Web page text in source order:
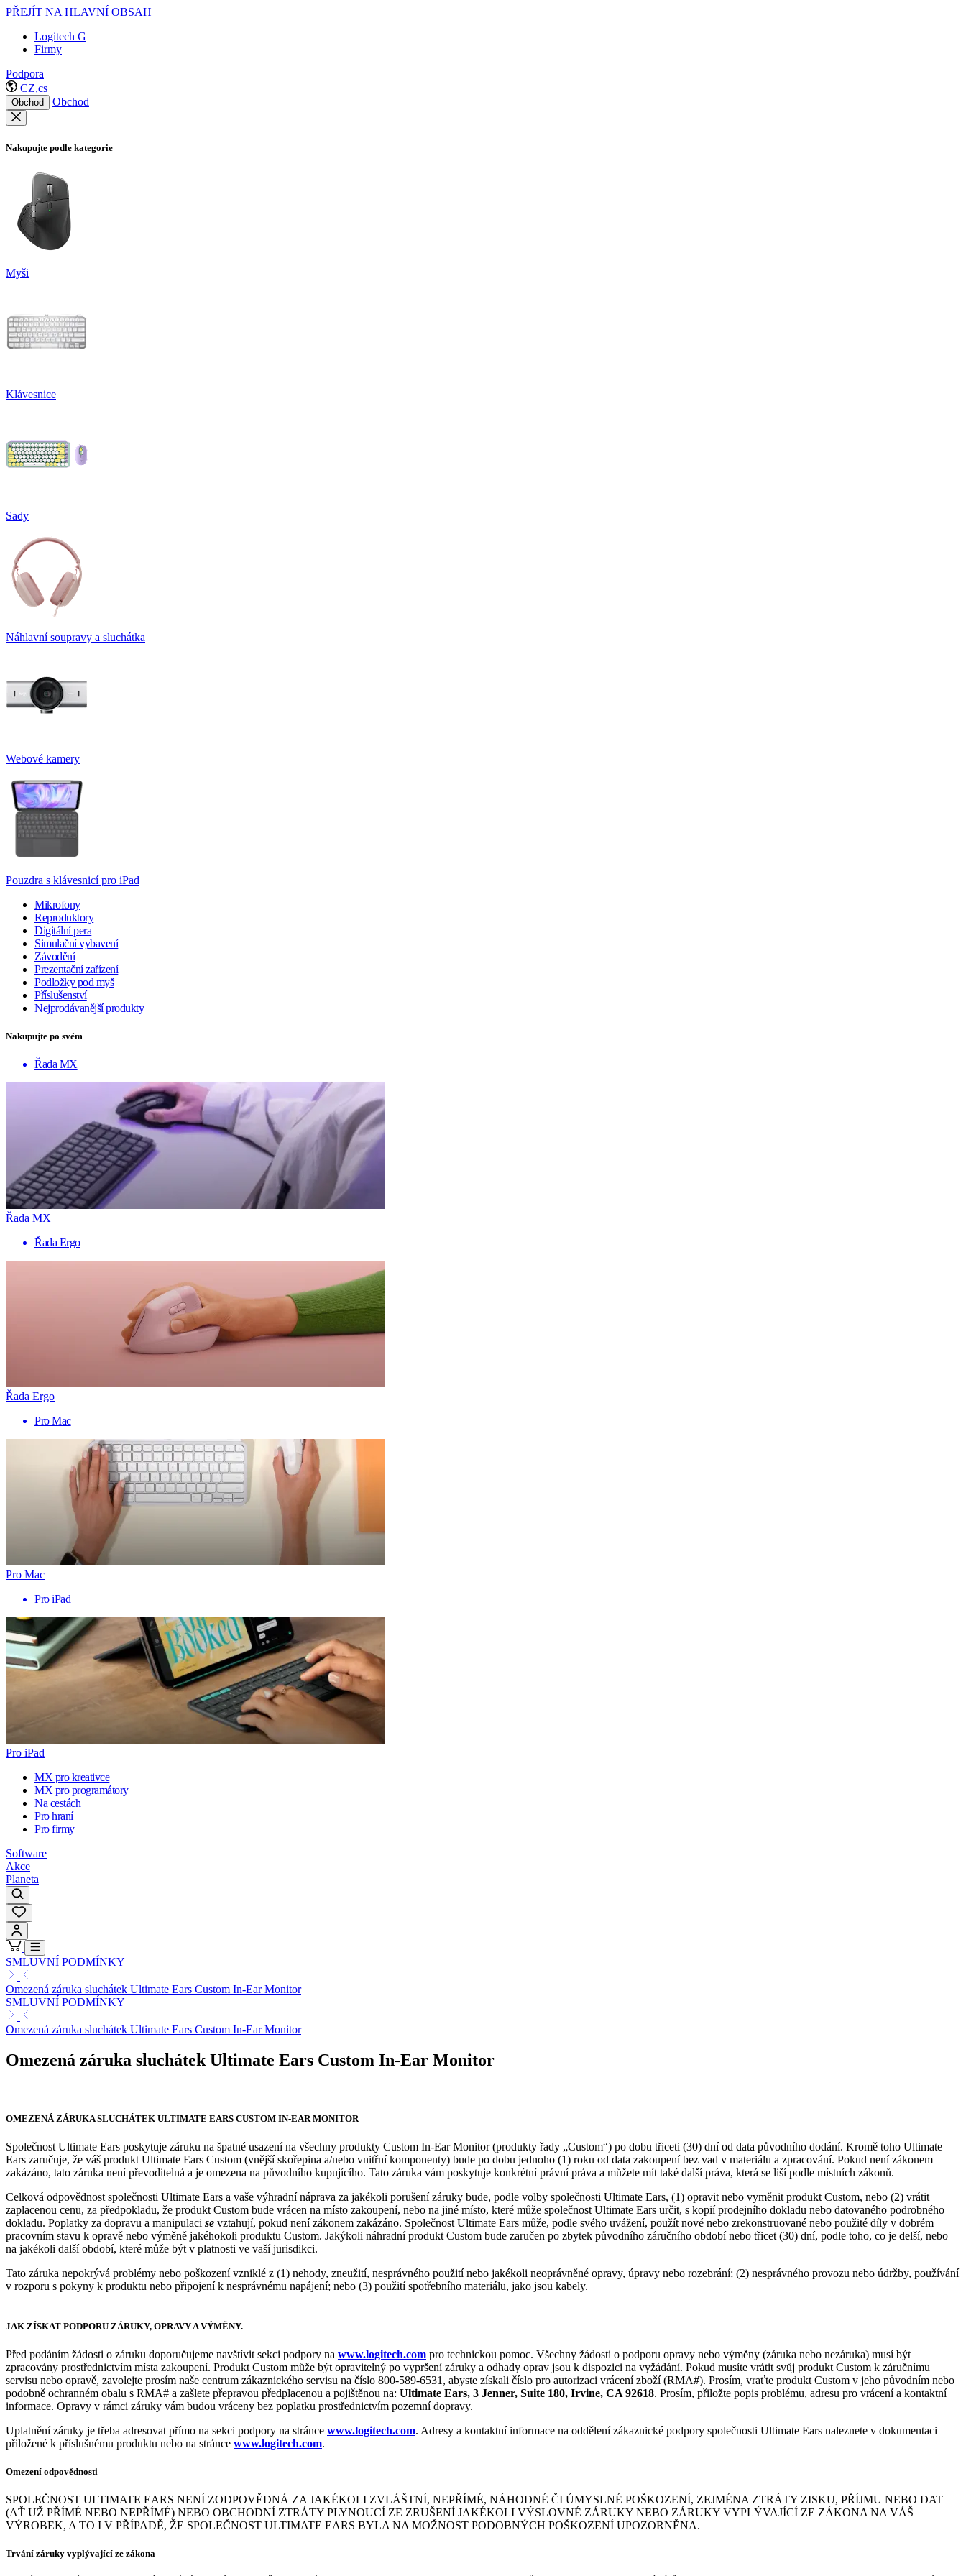
PŘEJÍT NA HLAVNÍ OBSAH
Logitech G
Firmy
Podpora
CZ,cs
Obchod Obchod
Nakupujte podle kategorie
Myši
Klávesnice
Sady
Náhlavní soupravy a sluchátka
Webové kamery
Pouzdra s klávesnicí pro iPad
Mikrofony
Reproduktory
Digitální pera
Simulační vybavení
Závodění
Prezentační zařízení
Podložky pod myš
Příslušenství
Nejprodávanější produkty
Nakupujte po svém
Řada MX
Řada MX
Řada Ergo
Řada Ergo
Pro Mac
Pro Mac
Pro iPad
Pro iPad
MX pro kreativce
MX pro programátory
Na cestách
Pro hraní
Pro firmy
Software
Akce
Planeta
SMLUVNÍ PODMÍNKY
Omezená záruka sluchátek Ultimate Ears Custom In-Ear Monitor
SMLUVNÍ PODMÍNKY
Omezená záruka sluchátek Ultimate Ears Custom In-Ear Monitor
Omezená záruka sluchátek Ultimate Ears Custom In-Ear Monitor
OMEZENÁ ZÁRUKA SLUCHÁTEK ULTIMATE EARS CUSTOM IN-EAR MONITOR
Společnost Ultimate Ears poskytuje záruku na špatné usazení na všechny produkty Custom In-Ear Monitor (produkty řady „Custom“) po dobu třiceti (30) dní od data původního dodání. Kromě toho Ultimate
Ears zaručuje, že váš produkt Ultimate Ears Custom (vnější skořepina a/nebo vnitřní komponenty) bude po dobu jednoho (1) roku od data zakoupení bez vad v materiálu a zpracování. Pokud není zákonem
zakázáno, tato záruka není převoditelná a je omezena na původního kupujícího. Tato záruka vám poskytuje konkrétní právní práva a můžete mít také další práva, která se liší podle místních zákonů.
Celková odpovědnost společnosti Ultimate Ears a vaše výhradní náprava za jakékoli porušení záruky bude, podle volby společnosti Ultimate Ears, (1) opravit nebo vyměnit produkt Custom, nebo (2) vrátit
zaplacenou cenu, za předpokladu, že produkt Custom bude vrácen na místo zakoupení, nebo na jiné místo, které může společnost Ultimate Ears určit, s kopií prodejního dokladu nebo datovaného podrobného
dokladu. Poplatky za dopravu a manipulaci se vztahují, pokud není zákonem zakázáno. Společnost Ultimate Ears může, podle svého uvážení, použít nové nebo zrekonstruované nebo použité díly v dobrém
pracovním stavu k opravě nebo výměně jakéhokoli produktu Custom. Jakýkoli náhradní produkt Custom bude zaručen po zbytek původního záručního období nebo třicet (30) dní, podle toho, co je delší, nebo
na jakékoli další období, které může být v platnosti ve vaší jurisdikci.
Tato záruka nepokrývá problémy nebo poškození vzniklé z (1) nehody, zneužití, nesprávného použití nebo jakékoli neoprávněné opravy, úpravy nebo rozebrání; (2) nesprávného provozu nebo údržby, používání
v rozporu s pokyny k produktu nebo připojení k nesprávnému napájení; nebo (3) použití spotřebního materiálu, jako jsou kabely.
JAK ZÍSKAT PODPORU ZÁRUKY, OPRAVY A VÝMĚNY.
Před podáním žádosti o záruku doporučujeme navštívit sekci podpory na www.logitech.com pro technickou pomoc. Všechny žádosti o podporu opravy nebo výměny (záruka nebo nezáruka) musí být
zpracovány prostřednictvím místa zakoupení. Produkt Custom může být opravitelný po vypršení záruky a odhady oprav jsou k dispozici na vyžádání. Pokud musíte vrátit svůj produkt Custom k záručnímu
servisu nebo opravě, zavolejte prosím naše centrum zákaznického servisu na číslo 800-589-6531, abyste získali číslo pro autorizaci vrácení zboží (RMA#). Prosím, vraťte produkt Custom v jeho původním nebo
podobně ochranném obalu s RMA# a zašlete přepravou předplacenou a pojištěnou na: Ultimate Ears, 3 Jenner, Suite 180, Irvine, CA 92618. Prosím, přiložte popis problému, adresu pro vrácení a kontaktní
informace. Opravy v rámci záruky vám budou vráceny bez poplatku prostřednictvím pozemní dopravy.
Uplatnění záruky je třeba adresovat přímo na sekci podpory na stránce www.logitech.com. Adresy a kontaktní informace na oddělení zákaznické podpory společnosti Ultimate Ears naleznete v dokumentaci
přiložené k příslušnému produktu nebo na stránce www.logitech.com.
Omezení odpovědnosti
SPOLEČNOST ULTIMATE EARS NENÍ ZODPOVĚDNÁ ZA JAKÉKOLI ZVLÁŠTNÍ, NEPŘÍMÉ, NÁHODNÉ ČI ÚMYSLNÉ POŠKOZENÍ, ZEJMÉNA ZTRÁTY ZISKU, PŘÍJMU NEBO DAT
(AŤ UŽ PŘÍMÉ NEBO NEPŘÍMÉ) NEBO OBCHODNÍ ZTRÁTY PLYNOUCÍ ZE ZRUŠENÍ JAKÉKOLI VÝSLOVNÉ ZÁRUKY NEBO ZÁRUKY VYPLÝVAJÍCÍ ZE ZÁKONA NA VÁŠ
VÝROBEK, A TO I V PŘÍPADĚ, ŽE SPOLEČNOST ULTIMATE EARS BYLA NA MOŽNOST PODOBNÝCH POŠKOZENÍ UPOZORNĚNA.
Trvání záruky vyplývající ze zákona